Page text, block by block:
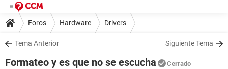
Foros Hardware Drivers
Tema Anterior Siguiente Tema
Formateo y es que no se escucha Cerrado